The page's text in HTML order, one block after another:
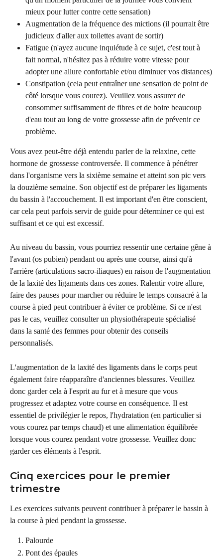
mieux pour lutter contre cette sensation)
Augmentation de la fréquence des mictions (il pourrait être
judicieux d'aller aux toilettes avant de sortir)
Fatigue (n'ayez aucune inquiétude à ce sujet, c'est tout à
fait normal, n'hésitez pas à réduire votre vitesse pour
adopter une allure confortable et/ou diminuer vos distances)
Constipation (cela peut entraîner une sensation de point de
côté lorsque vous courez). Veuillez vous assurer de
consommer suffisamment de fibres et de boire beaucoup
d'eau tout au long de votre grossesse afin de prévenir ce
problème.
Vous avez peut-être déjà entendu parler de la relaxine, cette
hormone de grossesse controversée. Il commence à pénétrer
dans l'organisme vers la sixième semaine et atteint son pic vers
la douzième semaine. Son objectif est de préparer les ligaments
du bassin à l'accouchement. Il est important d'en être conscient,
car cela peut parfois servir de guide pour déterminer ce qui est
suffisant et ce qui est excessif.
Au niveau du bassin, vous pourriez ressentir une certaine gêne à
l'avant (os pubien) pendant ou après une course, ainsi qu'à
l'arrière (articulations sacro-iliaques) en raison de l'augmentation
de la laxité des ligaments dans ces zones. Ralentir votre allure,
faire des pauses pour marcher ou réduire le temps consacré à la
course à pied peut contribuer à éviter ce problème. Si ce n'est
pas le cas, veuillez consulter un physiothérapeute spécialisé
dans la santé des femmes pour obtenir des conseils
personnalisés.
L'augmentation de la laxité des ligaments dans le corps peut
également faire réapparaître d'anciennes blessures. Veuillez
donc garder cela à l'esprit au fur et à mesure que vous
progressez et adaptez votre course en conséquence. Il est
essentiel de privilégier le repos, l'hydratation (en particulier si
vous courez par temps chaud) et une alimentation équilibrée
lorsque vous courez pendant votre grossesse. Veuillez donc
garder ces éléments à l'esprit.
Cinq exercices pour le premier
trimestre
Les exercices suivants peuvent contribuer à préparer le bassin à
la course à pied pendant la grossesse.
Palourde
Pont des épaules